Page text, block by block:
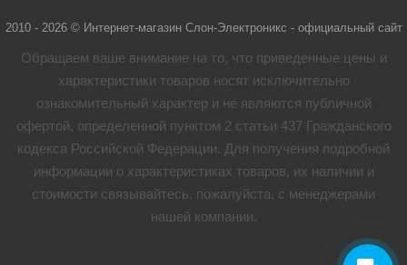
2010 - 2026 © Интернет-магазин Слон-Электроникс - официальный сайт
Обращаем ваше внимание на то, что приведенные цены и
характеристики товaров носят исключительно
ознакомительный характер и не являются публичной
офертой, определенной пунктом 2 статьи 437 Гражданского
кодекса Российской Федерации. Для получения подробной
информации о характеристиках товaров, их наличии и
стоимости связывайтесь, пожалуйста, с менеджерами
нашей компании.